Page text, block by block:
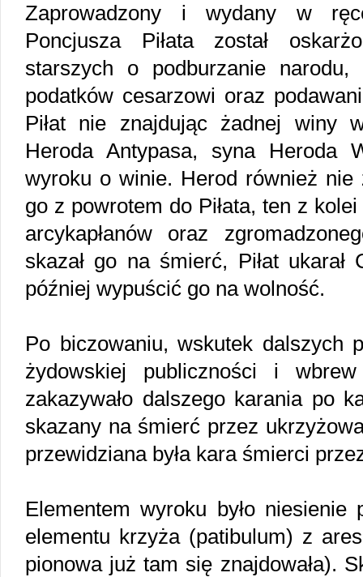
Zaprowadzony i wydany w
Poncjusza Piłata został
starszych o podburzanie narodu,
podatków cesarzowi oraz
Piłat nie znajdując żadnej winy
Heroda Antypasa, syna Heroda
wyroku o winie. Herod również nie
go z powrotem do Piłata, ten z
arcykapłanów oraz
skazał go na śmierć, Piłat ukarał
później wypuścić go na wolność.
Po biczowaniu, wskutek dalszych
żydowskiej publiczności i
zakazywało dalszego karania po
skazany na śmierć przez
przewidziana była kara śmierci
Elementem wyroku było niesienie
elementu krzyża (patibulum) z
pionowa już tam się znajdowała).